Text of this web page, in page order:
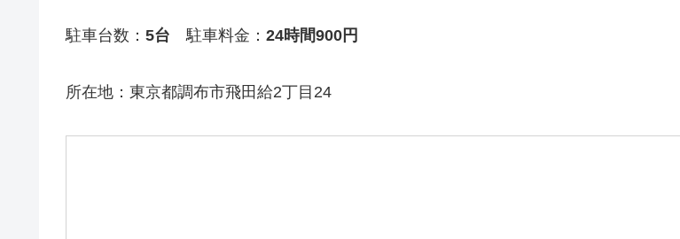
駐車台数： 5台 駐車料金： 24時間900円
所在地：東京都調布市飛田給2丁目24